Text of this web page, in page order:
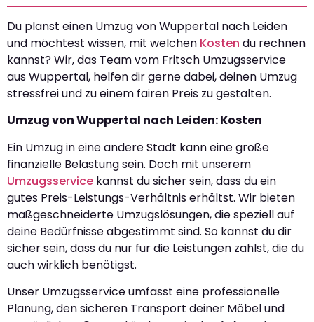
Du planst einen Umzug von Wuppertal nach Leiden
und möchtest wissen, mit welchen Kosten du rechnen
kannst? Wir, das Team vom Fritsch Umzugsservice
aus Wuppertal, helfen dir gerne dabei, deinen Umzug
stressfrei und zu einem fairen Preis zu gestalten.
Umzug von Wuppertal nach Leiden: Kosten
Ein Umzug in eine andere Stadt kann eine große
finanzielle Belastung sein. Doch mit unserem
Umzugsservice kannst du sicher sein, dass du ein
gutes Preis-Leistungs-Verhältnis erhältst. Wir bieten
maßgeschneiderte Umzugslösungen, die speziell auf
deine Bedürfnisse abgestimmt sind. So kannst du dir
sicher sein, dass du nur für die Leistungen zahlst, die du
auch wirklich benötigst.
Unser Umzugsservice umfasst eine professionelle
Planung, den sicheren Transport deiner Möbel und